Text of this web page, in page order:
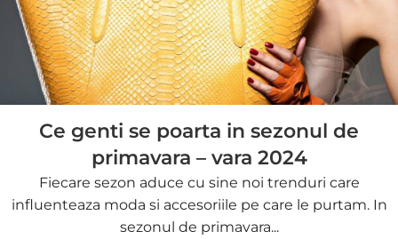
Ce genti se poarta in sezonul de
primavara – vara 2024
Fiecare sezon aduce cu sine noi trenduri care
influenteaza moda si accesoriile pe care le purtam. In
sezonul de primavara...